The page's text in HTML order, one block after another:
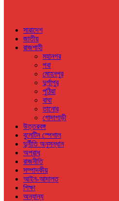
সারাদেশ
জাতীয়
রাজশাহী
মহানগর
পবা
মোহনপুর
দুর্গাপুর
পুঠিয়া
বাঘা
তানোর
গোদাগাড়ী
উত্তরবঙ্গ
বুলেটিন স্পেশাল
দুর্নীতি অনুসন্ধান
অপরাধ
রাজনীতি
সম্পাদকীয়
আইন-আদালত
শিক্ষা
অন্যান্য